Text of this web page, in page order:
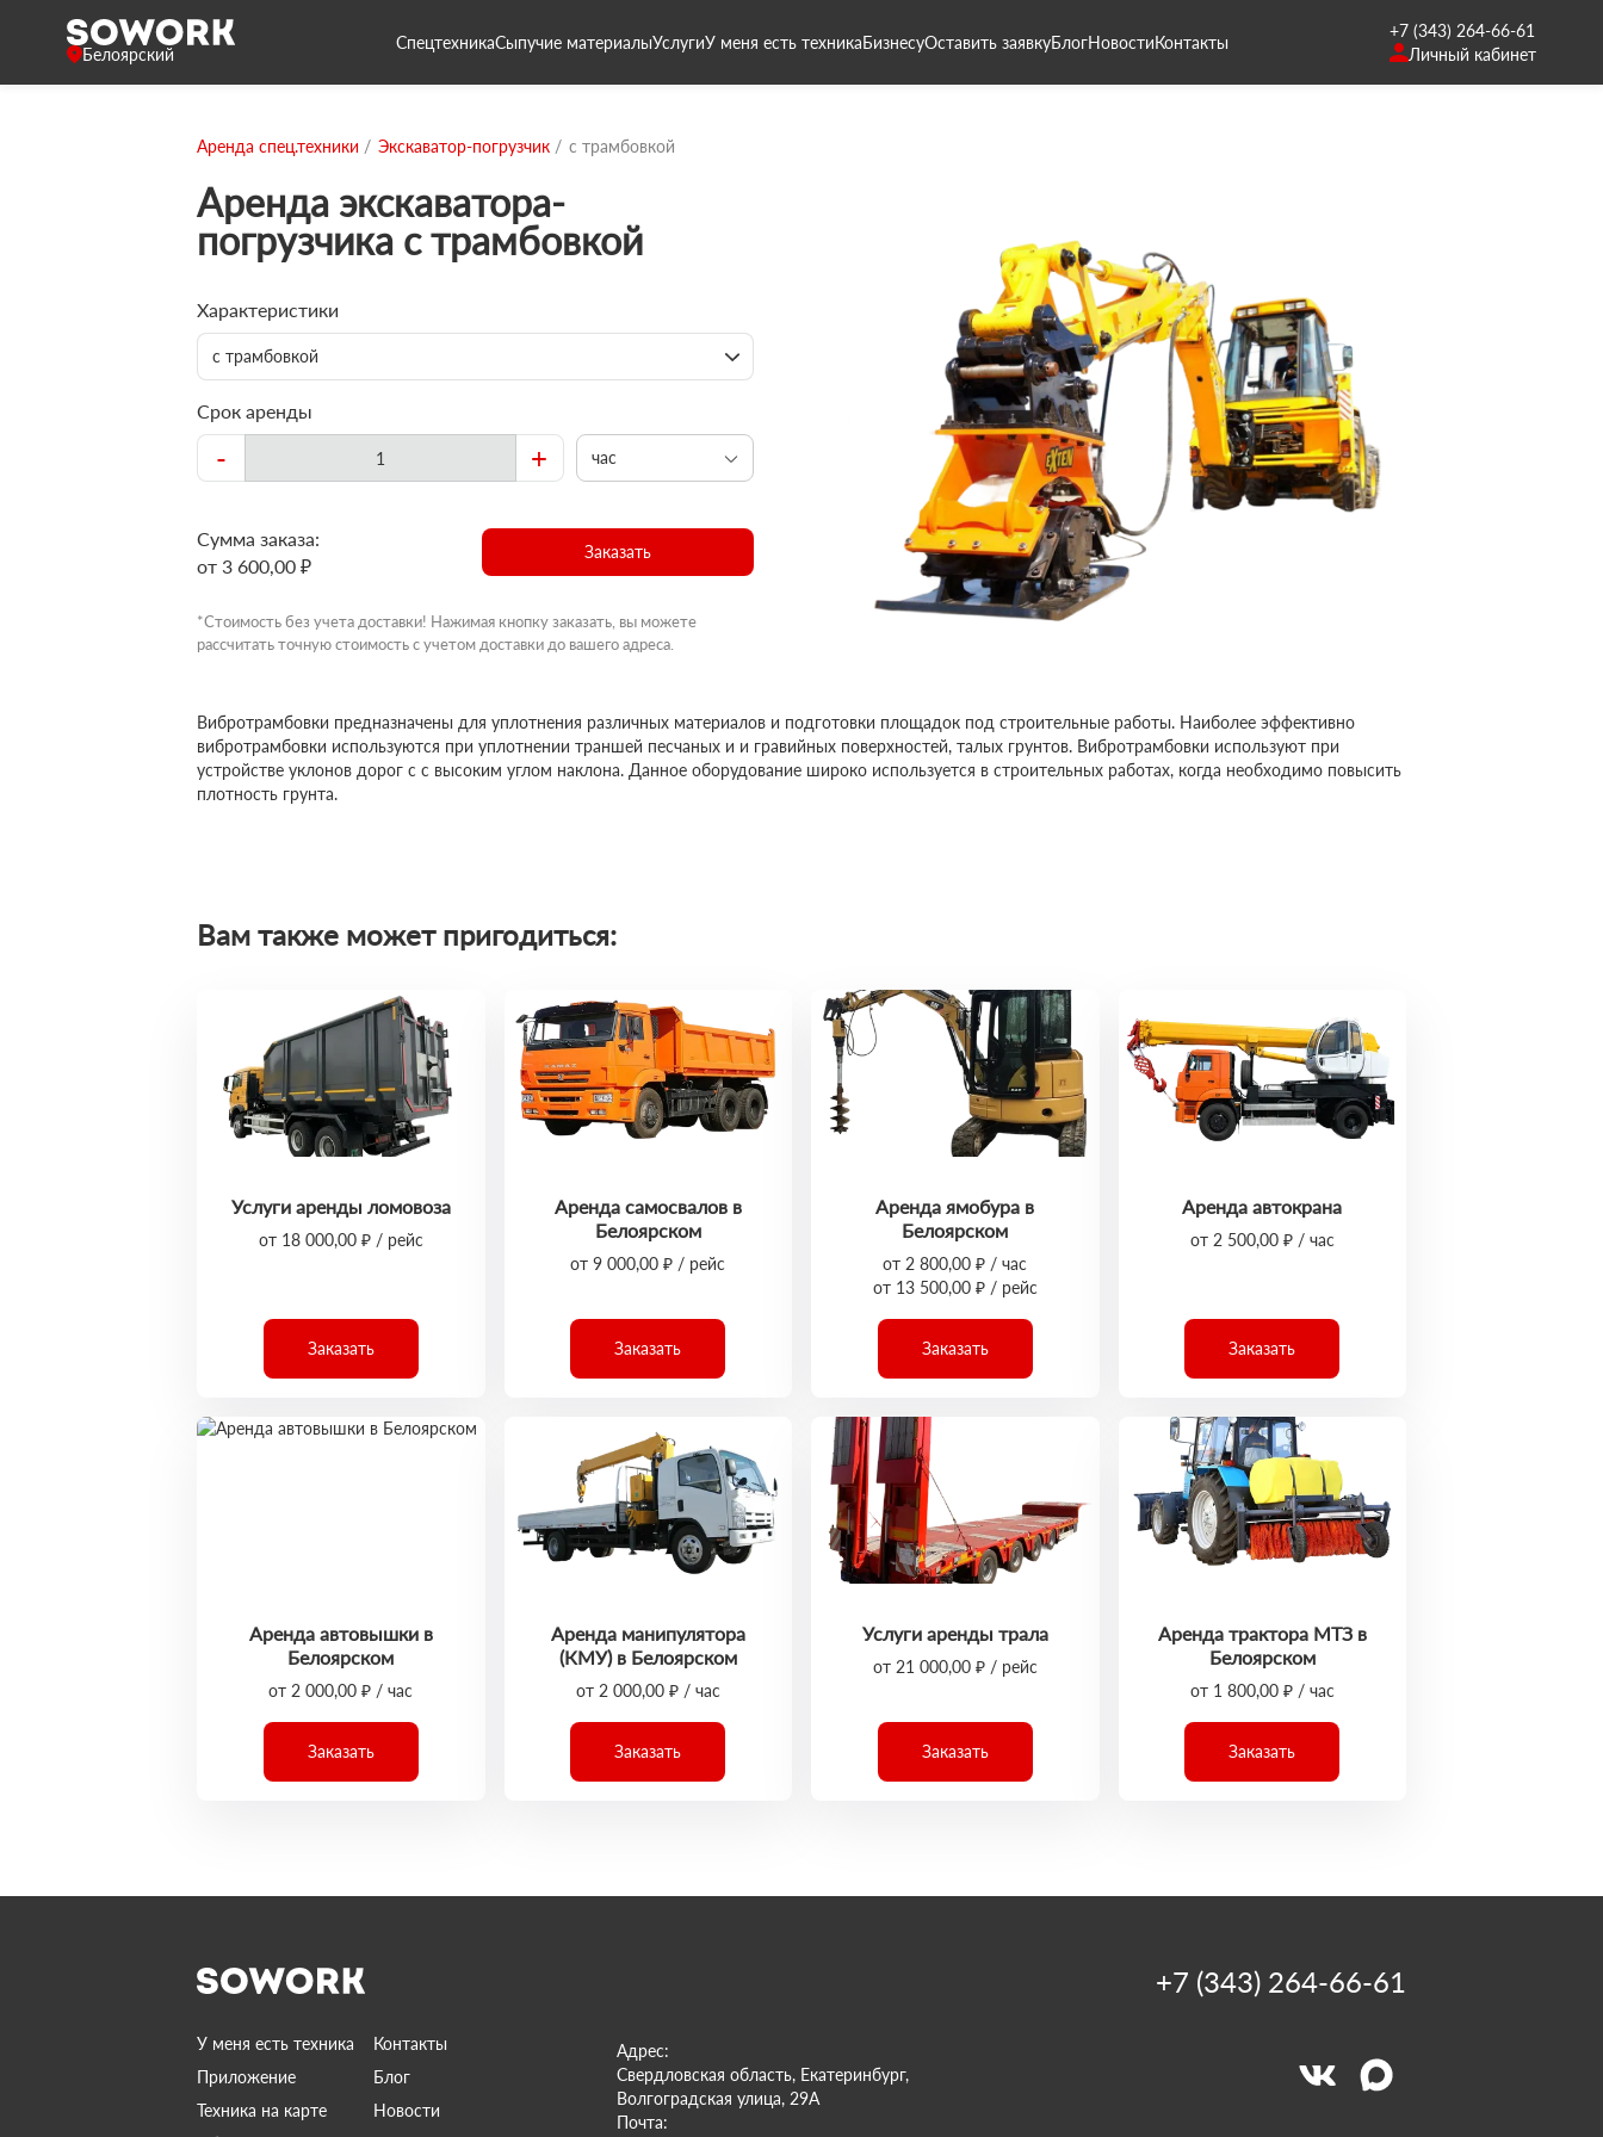
Белоярский
СпецтехникаСыпучие материалыУслугиУ меня есть техникаБизнесуОставить заявкуБлогНовостиКонтакты
+7 (343) 264-66-61
Личный кабинет
Аренда спец.техники Экскаватор-погрузчик с трамбовкой
Аренда экскаватора-
погрузчика с трамбовкой
Характеристики
с трамбовкой
Срок аренды
- + час
Сумма заказа:
от 3 600,00 ₽
Заказать
*Стоимость без учета доставки! Нажимая кнопку заказать, вы можете
рассчитать точную стоимость с учетом доставки до вашего адреса.
Вибротрамбовки предназначены для уплотнения различных материалов и подготовки площадок под строительные работы. Наиболее эффективно
вибротрамбовки используются при уплотнении траншей песчаных и и гравийных поверхностей, талых грунтов. Вибротрамбовки используют при
устройстве уклонов дорог с с высоким углом наклона. Данное оборудование широко используется в строительных работах, когда необходимо повысить
плотность грунта.
Вам также может пригодиться:
Услуги аренды ломовоза
от 18 000,00 ₽ / рейс
Заказать
Аренда самосвалов в
Белоярском
от 9 000,00 ₽ / рейс
Заказать
Аренда ямобура в
Белоярском
от 2 800,00 ₽ / час
от 13 500,00 ₽ / рейс
Заказать
Аренда автокрана
от 2 500,00 ₽ / час
Заказать
Аренда автовышки в
Белоярском
от 2 000,00 ₽ / час
Заказать
Аренда манипулятора
(КМУ) в Белоярском
от 2 000,00 ₽ / час
Заказать
Услуги аренды трала
от 21 000,00 ₽ / рейс
Заказать
Аренда трактора МТЗ в
Белоярском
от 1 800,00 ₽ / час
Заказать
У меня есть техника
Контакты
Приложение
Блог
Техника на карте
Новости
Адрес:
Свердловская область, Екатеринбург,
Волгоградская улица, 29А
Почта:
+7 (343) 264-66-61